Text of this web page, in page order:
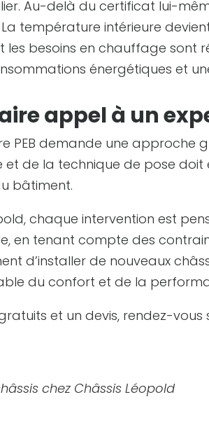
Au-delà du certificat lui-
température intérieure
les besoins en chauffage sont
énergétiques et
appel à un
PEB demande une approche
et de la technique de pose
bâtiment.
chaque intervention est
en tenant compte des
d’installer de nouveaux
du confort et de la
et un devis, rendez-
chez Châssis Léopold